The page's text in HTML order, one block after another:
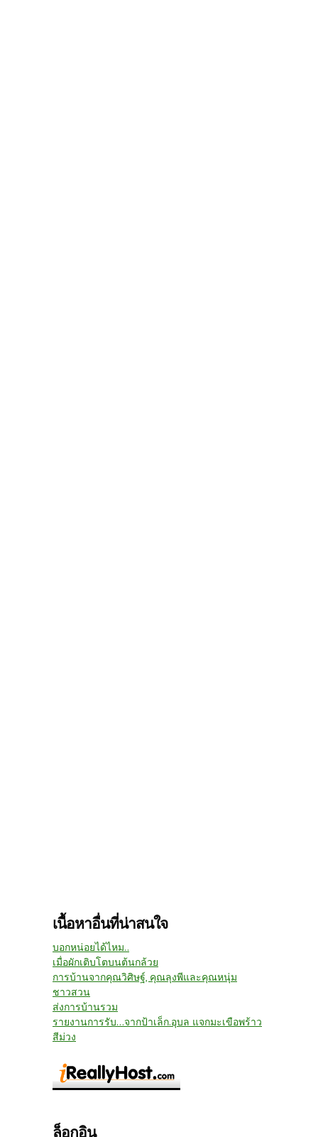
เนื้อหาอื่นที่น่าสนใจ
บอกหน่อยได้ไหม..
เมื่อผักเติบโตบนต้นกล้วย
การบ้านจากคุณวิศิษฐ์, คุณลุงพีและคุณหนุ่ม
ชาวสวน
ส่งการบ้านรวม
รายงานการรับ...จากป้าเล็ก.อุบล แจกมะเขือพร้าว
สีม่วง
ล็อกอิน